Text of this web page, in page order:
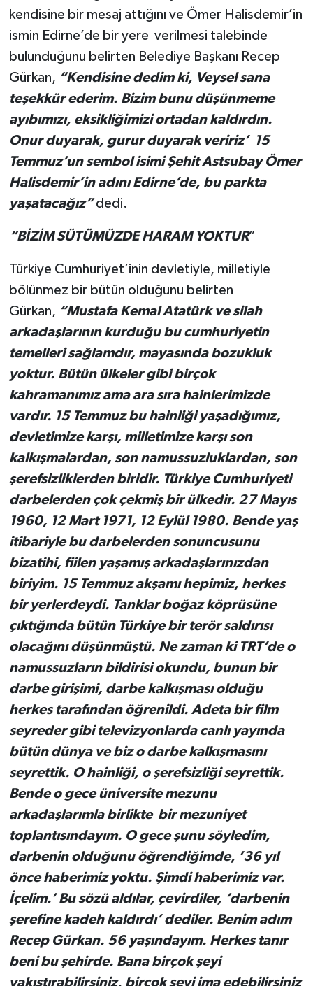
kendisine bir mesaj attığını ve Ömer Halisdemir’in
ismin Edirne’de bir yere verilmesi talebinde
bulunduğunu belirten Belediye Başkanı Recep
Gürkan, “Kendisine dedim ki, Veysel sana
teşekkür ederim. Bizim bunu düşünmeme
ayıbımızı, eksikliğimizi ortadan kaldırdın.
Onur duyarak, gurur duyarak veririz’ 15
Temmuz’un sembol isimi Şehit Astsubay Ömer
Halisdemir’in adını Edirne’de, bu parkta
yaşatacağız”dedi.
“BİZİM SÜTÜMÜZDE HARAM YOKTUR”
Türkiye Cumhuriyet’inin devletiyle, milletiyle
bölünmez bir bütün olduğunu belirten
Gürkan, “Mustafa Kemal Atatürk ve silah
arkadaşlarının kurduğu bu cumhuriyetin
temelleri sağlamdır, mayasında bozukluk
yoktur. Bütün ülkeler gibi birçok
kahramanımız ama ara sıra hainlerimizde
vardır. 15 Temmuz bu hainliği yaşadığımız,
devletimize karşı, milletimize karşı son
kalkışmalardan, son namussuzluklardan, son
şerefsizliklerden biridir. Türkiye Cumhuriyeti
darbelerden çok çekmiş bir ülkedir. 27 Mayıs
1960, 12 Mart 1971, 12 Eylül 1980. Bende yaş
itibariyle bu darbelerden sonuncusunu
bizatihi, fiilen yaşamış arkadaşlarınızdan
biriyim. 15 Temmuz akşamı hepimiz, herkes
bir yerlerdeydi. Tanklar boğaz köprüsüne
çıktığında bütün Türkiye bir terör saldırısı
olacağını düşünmüştü. Ne zaman ki TRT’de o
namussuzların bildirisi okundu, bunun bir
darbe girişimi, darbe kalkışması olduğu
herkes tarafından öğrenildi. Adeta bir film
seyreder gibi televizyonlarda canlı yayında
bütün dünya ve biz o darbe kalkışmasını
seyrettik. O hainliği, o şerefsizliği seyrettik.
Bende o gece üniversite mezunu
arkadaşlarımla birlikte bir mezuniyet
toplantısındayım. O gece şunu söyledim,
darbenin olduğunu öğrendiğimde, ’36 yıl
önce haberimiz yoktu. Şimdi haberimiz var.
İçelim.’ Bu sözü aldılar, çevirdiler, ‘darbenin
şerefine kadeh kaldırdı’ dediler. Benim adım
Recep Gürkan. 56 yaşındayım. Herkes tanır
beni bu şehirde. Bana birçok şeyi
yakıştırabilirsiniz, birçok şeyi ima edebilirsiniz